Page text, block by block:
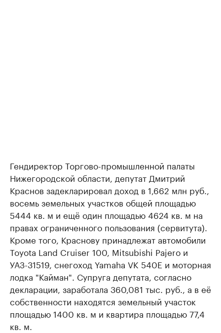
Гендиректор Торгово-промышленной палаты
Нижегородской области, депутат Дмитрий
Краснов задекларировал доход в 1,662 млн руб.,
восемь земельных участков общей площадью
5444 кв. м и ещё один площадью 4624 кв. м на
правах ограниченного пользования (сервитута).
Кроме того, Краснову принадлежат автомобили
Toyota Land Cruiser 100, Mitsubishi Pajero и
УАЗ-31519, снегоход Yamaha VK 540E и моторная
лодка "Кайман". Супруга депутата, согласно
декларации, заработала 360,081 тыс. руб., а в её
собственности находятся земельный участок
площадью 1400 кв. м и квартира площадью 77,4
кв. м.